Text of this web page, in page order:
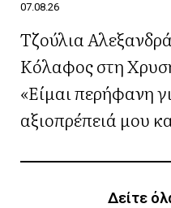
07.08.26
Τζούλια
Κόλαφος στη
«Είμαι περήφανη
αξιοπρέπειά μου
Δείτε